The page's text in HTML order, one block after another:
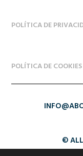
POLÍTICA DE
POLÍTICA DE COOKIES
©